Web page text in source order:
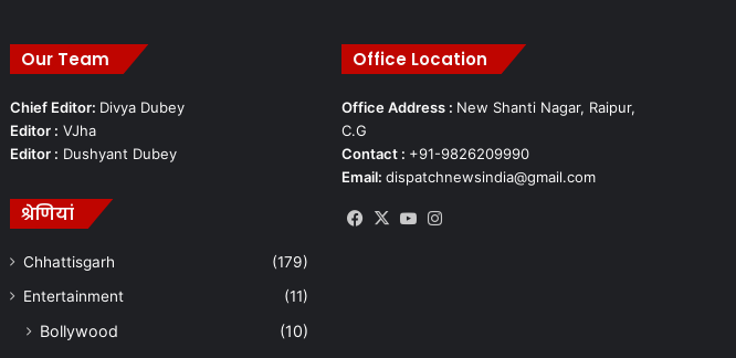
Our Team
Chief Editor: Divya Dubey
Editor : VJha
Editor : Dushyant Dubey
श्रेणियां
Chhattisgarh
(179)
Entertainment
(11)
Bollywood
(10)
Office Location
Office Address : New Shanti Nagar, Raipur,
C.G
Contact : +91-9826209990
Email: dispatchnewsindia@gmail.com
Facebook
X YouTube